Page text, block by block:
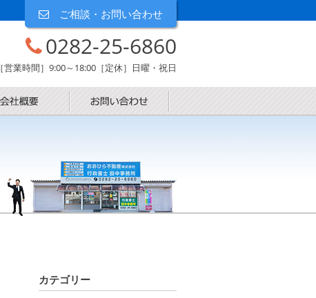
ご相談・お問い合わせ
0282-25-6860
［営業時間］9:00～18:00［定休］日曜・祝日
カテゴリー